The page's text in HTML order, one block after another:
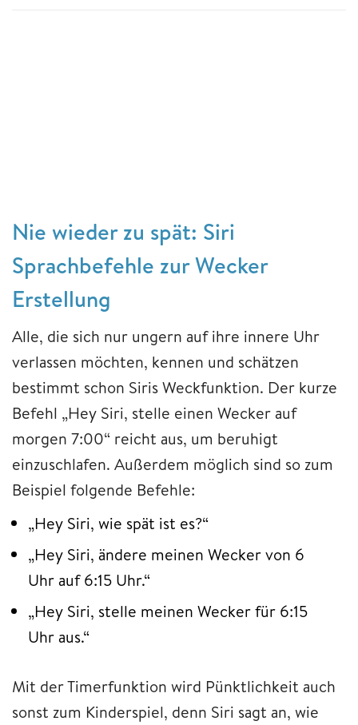
Nie wieder zu spät: Siri
Sprachbefehle zur Wecker
Erstellung
Alle, die sich nur ungern auf ihre innere Uhr
verlassen möchten, kennen und schätzen
bestimmt schon Siris Weckfunktion. Der kurze
Befehl „Hey Siri, stelle einen Wecker auf
morgen 7:00“ reicht aus, um beruhigt
einzuschlafen. Außerdem möglich sind so zum
Beispiel folgende Befehle:
„Hey Siri, wie spät ist es?“
„Hey Siri, ändere meinen Wecker von 6
Uhr auf 6:15 Uhr.“
„Hey Siri, stelle meinen Wecker für 6:15
Uhr aus.“
Mit der Timerfunktion wird Pünktlichkeit auch
sonst zum Kinderspiel, denn Siri sagt an, wie